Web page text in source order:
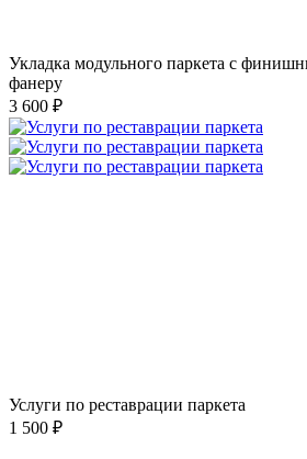
Укладка модульного паркета с
фанеру
3 600 ₽
Услуги по реставрации паркета
1 500 ₽